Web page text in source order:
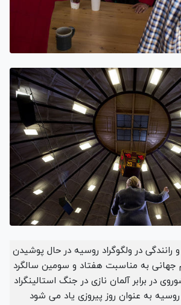
رانندگی در ولگوگراد روسیه در حال پوشیدن
به مناسبت هفتاد و سومین سالگرد
در برابر آلمان نازی در جنگ استالینگراد
روسیه به عنوان روز پیروزی یاد می شود